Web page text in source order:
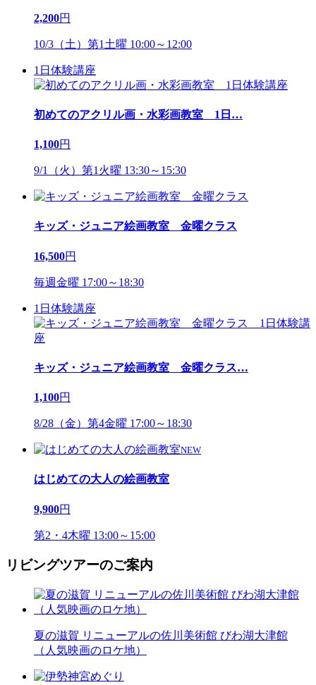
2,200円
10/3（土）第1土曜 10:00～12:00
1日体験講座
初めてのアクリル画・水彩画教室 1日 …
1,100円
9/1（火）第1火曜 13:30～15:30
キッズ・ジュニア絵画教室 金曜クラス
16,500円
毎週金曜 17:00～18:30
1日体験講座
キッズ・ジュニア絵画教室 金曜クラス…
1,100円
8/28（金）第4金曜 17:00～18:30
NEW
はじめての大人の絵画教室
9,900円
第2・4木曜 13:00～15:00
リビングツアーのご案内
夏の滋賀 リニューアルの佐川美術館 びわ湖大津館
（人気映画のロケ地）